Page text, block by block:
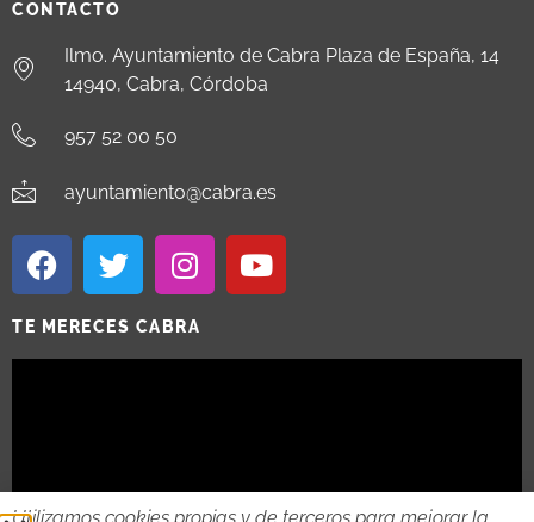
CONTACTO
Ilmo. Ayuntamiento de Cabra Plaza de España, 14
14940, Cabra, Córdoba
957 52 00 50
ayuntamiento@cabra.es
TE MERECES CABRA
Utilizamos cookies propias y de terceros para mejorar la